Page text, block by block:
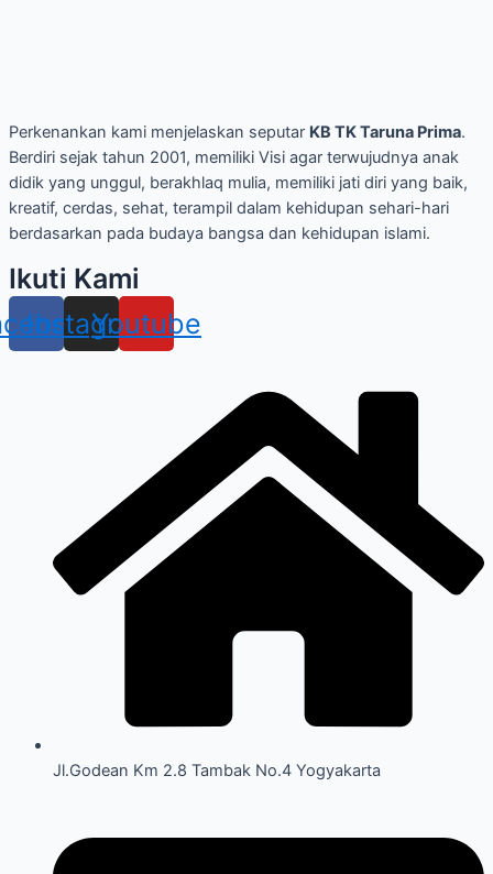
Perkenankan kami menjelaskan seputar KB TK Taruna Prima.
Berdiri sejak tahun 2001, memiliki Visi agar terwujudnya anak
didik yang unggul, berakhlaq mulia, memiliki jati diri yang baik,
kreatif, cerdas, sehat, terampil dalam kehidupan sehari-hari
berdasarkan pada budaya bangsa dan kehidupan islami.
Ikuti Kami
Instagram
Youtube
Jl.Godean Km 2.8 Tambak No.4 Yogyakarta